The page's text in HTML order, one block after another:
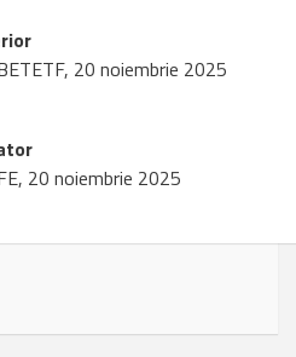
20 noiembrie 2025
20 noiembrie 2025